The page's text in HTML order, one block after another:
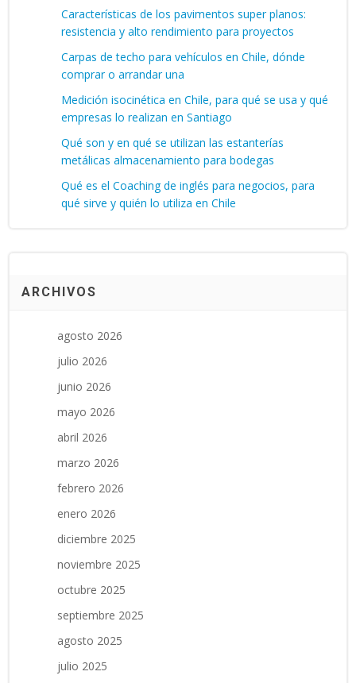
Características de los pavimentos super planos:
resistencia y alto rendimiento para proyectos
Carpas de techo para vehículos en Chile, dónde
comprar o arrandar una
Medición isocinética en Chile, para qué se usa y qué
empresas lo realizan en Santiago
Qué son y en qué se utilizan las estanterías
metálicas almacenamiento para bodegas
Qué es el Coaching de inglés para negocios, para
qué sirve y quién lo utiliza en Chile
ARCHIVOS
agosto 2026
julio 2026
junio 2026
mayo 2026
abril 2026
marzo 2026
febrero 2026
enero 2026
diciembre 2025
noviembre 2025
octubre 2025
septiembre 2025
agosto 2025
julio 2025